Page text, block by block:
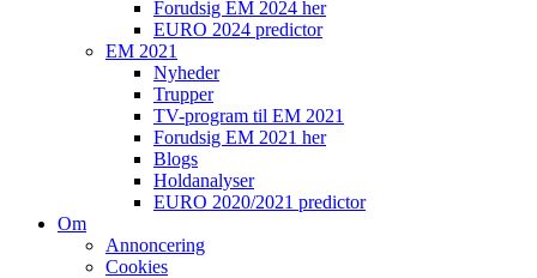
Forudsig EM 2024 her
EURO 2024 predictor
EM 2021
Nyheder
Trupper
TV-program til EM 2021
Forudsig EM 2021 her
Blogs
Holdanalyser
EURO 2020/2021 predictor
Om
Annoncering
Cookies